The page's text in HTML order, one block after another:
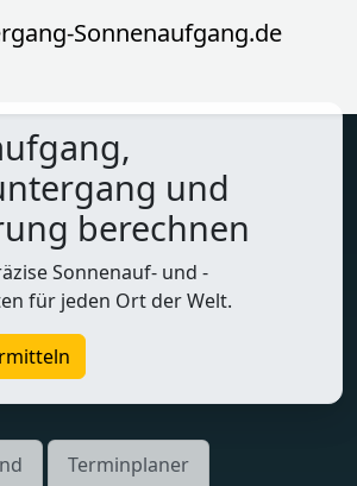
Sonnenaufgang.de
und
berechnen
Sonnenauf- und -
für jeden Ort der Welt.
Terminplaner